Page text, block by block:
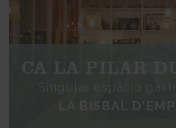
CA LA PILAR
Singular espacio
LA BISBAL